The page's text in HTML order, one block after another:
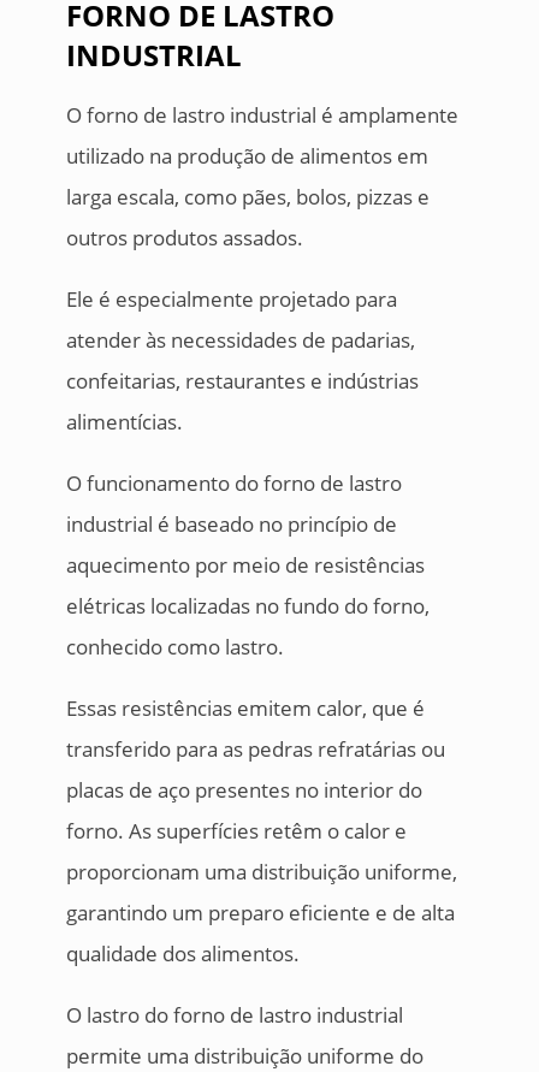
FORNO DE LASTRO
INDUSTRIAL
O forno de lastro industrial é amplamente
utilizado na produção de alimentos em
larga escala, como pães, bolos, pizzas e
outros produtos assados.
Ele é especialmente projetado para
atender às necessidades de padarias,
confeitarias, restaurantes e indústrias
alimentícias.
O funcionamento do forno de lastro
industrial é baseado no princípio de
aquecimento por meio de resistências
elétricas localizadas no fundo do forno,
conhecido como lastro.
Essas resistências emitem calor, que é
transferido para as pedras refratárias ou
placas de aço presentes no interior do
forno. As superfícies retêm o calor e
proporcionam uma distribuição uniforme,
garantindo um preparo eficiente e de alta
qualidade dos alimentos.
O lastro do forno de lastro industrial
permite uma distribuição uniforme do